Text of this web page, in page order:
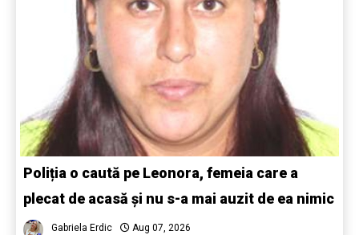
Poliția o caută pe Leonora, femeia care a
plecat de acasă și nu s-a mai auzit de ea nimic
Gabriela Erdic Aug 07, 2026